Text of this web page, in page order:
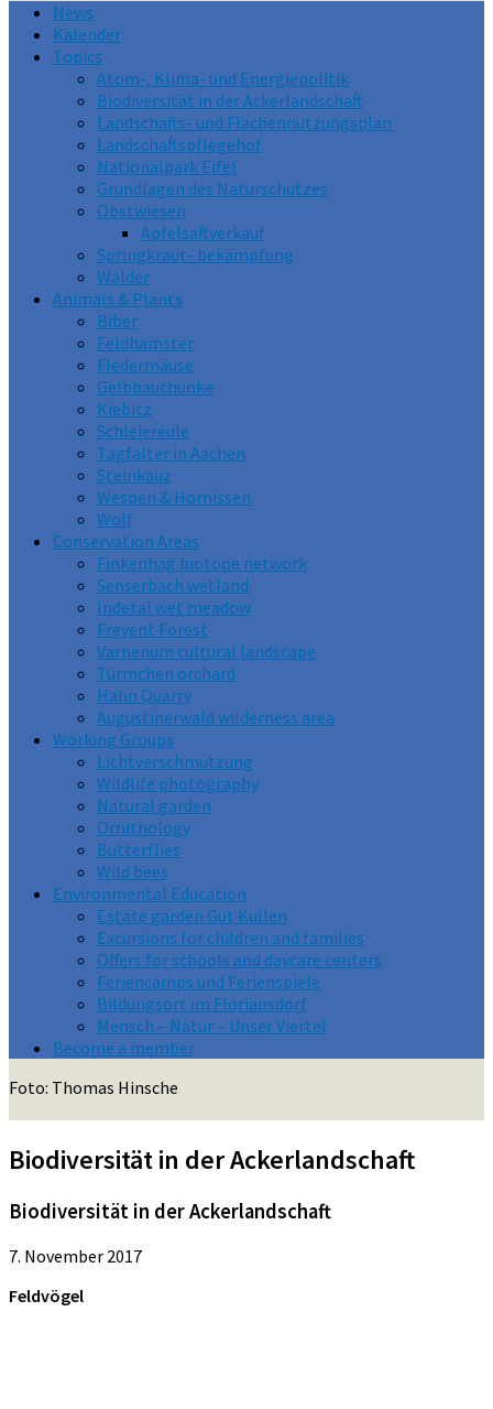
News
Kalender
Topics
Atom-, Klima- und Energiepolitik
Biodiversität in der Ackerlandschaft
Landschafts- und Flächennutzungsplan
Landschaftspflegehof
Nationalpark Eifel
Grundlagen des Naturschutzes
Obstwiesen
Apfelsaftverkauf
Springkraut- bekämpfung
Wälder
Animals & Plants
Biber
Feldhamster
Fledermäuse
Gelbbauchunke
Kiebitz
Schleiereule
Tagfalter in Aachen
Steinkauz
Wespen & Hornissen
Wolf
Conservation Areas
Finkenhag biotope network
Senserbach wetland
Indetal wet meadow
Freyent Forest
Varnenum cultural landscape
Türmchen orchard
Hahn Quarry
Augustinerwald wilderness area
Working Groups
Lichtverschmutzung
Wildlife photography
Natural garden
Ornithology
Butterflies
Wild bees
Environmental Education
Estate garden Gut Kullen
Excursions for children and families
Offers for schools and daycare centers
Feriencamps und Ferienspiele
Bildungsort im Floriansdorf
Mensch – Natur – Unser Viertel
Become a member
Foto: Thomas Hinsche
Biodiversität in der Ackerlandschaft
Biodiversität in der Ackerlandschaft
7. November 2017
Feldvögel